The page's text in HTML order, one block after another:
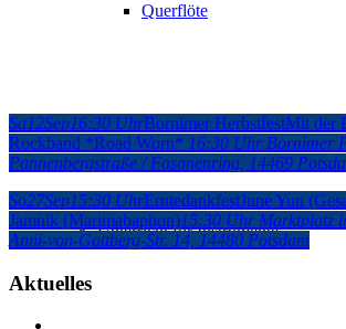
Querflöte
Songbegleitung am Klavier
Unterricht für Instrumente
Sa12Sep16:30 UhrBornimer HerbstfestMit der
Rockband *Road Worn* 16:30 Uhr Bornimer
Pannenbergstraße / Fasanenring, 14469
So27Sep15:30 UhrErntedankfestJune Yun
Jamnik (Marimabaphon)15:30 Uhr Marktplatz
Anni-von-Gottberg-Str. 14, 14480 Potsdam
Aktuelles